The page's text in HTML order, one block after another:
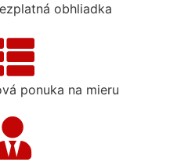
obhliadka
ponuka na mieru